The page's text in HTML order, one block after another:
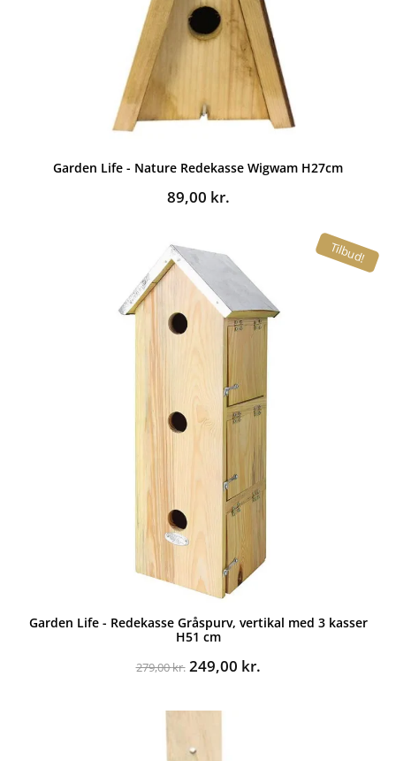
Garden Life - Nature Redekasse Wigwam H27cm
89,00 kr.
Tilbud!
Garden Life - Redekasse Gråspurv, vertikal med 3 kasser
H51 cm
279,00kr. Den
249,00 kr.Den